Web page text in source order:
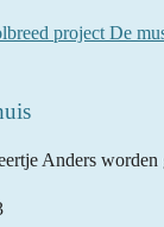
project De
Anders worden